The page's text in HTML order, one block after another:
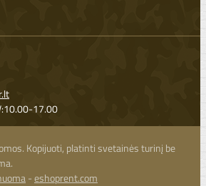
17.00
Kopijuoti, platinti svetainės turinį be
-eshoprent.com